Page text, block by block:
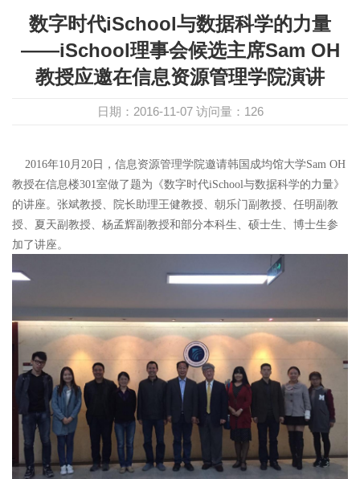
数字时代iSchool与数据科学的力量
——iSchool理事会候选主席Sam OH
教授应邀在信息资源管理学院演讲
日期：2016-11-07 访问量： 126
2016年10月20日，信息资源管理学院邀请韩国成均馆大学Sam OH
教授在信息楼301室做了题为《数字时代iSchool与数据科学的力量》
的讲座。张斌教授、院长助理王健教授、朝乐门副教授、任明副教
授、夏天副教授、杨孟辉副教授和部分本科生、硕士生、博士生参
加了讲座。